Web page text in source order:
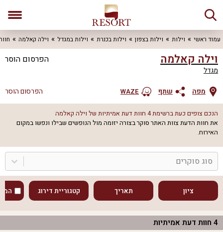
עמוד ראשי וילות וילות בצפון וילות בכנרת וילות במגדל וילה קאלמה
וילה קאלמה הפרסום הוסר
מגדל
מפה
שתף WAZE הפרסום הוסר
הנכם צופים כעת ברשימת4 חוות דעת אמיתיות של וילה קאלמה
את חוות הדעת צוות האתר סוקר בצורה יזומה מול הנופשים שבילו ונפשו במקום
האירוח.
סוג סוקרים
ציון תאריך קטגוריית דירוג
4 חוות דעת אמיתיות